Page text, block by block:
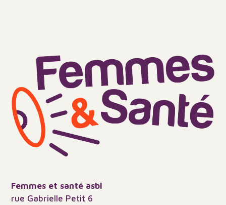
Femmes et santé asbl
rue Gabrielle Petit 6